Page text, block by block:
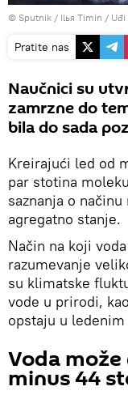
© Sputnik / Ilья Timin /
Pratite nas
Naučnici su
zamrzne do
bila do sada
Kreirajući led od
par stotina
saznanja o
agregatno stanje.
Način na koji
razumevanje
su klimatske
vode u prirodi,
opstaju u
Voda
minus 44